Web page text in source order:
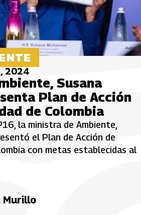
2024
Susana
Plan de Acción
de Colombia
la ministra de Ambiente,
el Plan de Acción de
con metas establecidas al
Murillo